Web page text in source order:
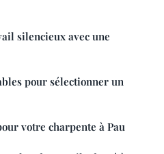
silencieux avec une
pour sélectionner un
votre charpente à Pau